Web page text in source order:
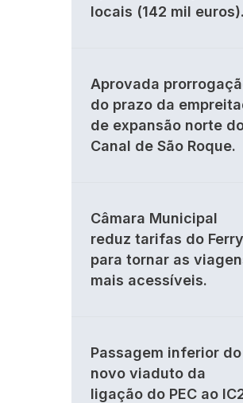
locais (142 mil euros).
Aprovada
do prazo da
de expansão norte
Canal de São Roque.
Câmara Municipal
reduz tarifas do Ferry
para tornar as
mais acessíveis.
Passagem inferior do
novo viaduto da
ligação do PEC ao